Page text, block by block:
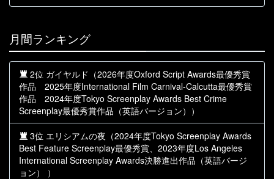
月間ランキング
2位 ガイヤルド（2026年度Oxford Script Awards最優秀賞
作品 2025年度International Film Carnival-Calcutta最優秀賞
作品 2024年度Tokyo Screenplay Awards Best Crime
Screenplay最優秀賞作品（英語バージョン））
3位 エリシアムの夜（2024年度Tokyo Screenplay Awards
Best Feature Screenplay最優秀賞、2023年度Los Angeles
International Screenplay Awards決勝進出作品（英語バージ
ョン） ）